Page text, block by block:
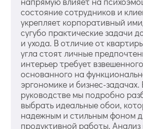
состояние сотрудников и
укрепляет корпоративный
сугубо практические задачи
и ухода. В отличие от
угла стоят личные
интерьер требует
основанного на
эргономике и бизнес-задачах.
руководстве мы подробно
выбрать идеальные обои,
надежным и стильным фоном
продуктивной работы.